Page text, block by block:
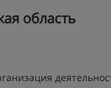
область